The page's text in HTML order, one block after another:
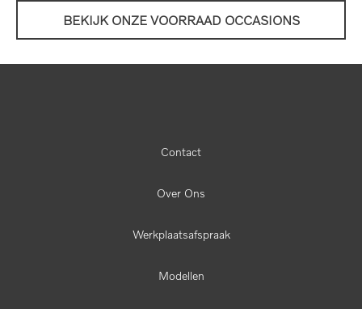
BEKIJK ONZE VOORRAAD OCCASIONS
Contact
Over Ons
Werkplaatsafspraak
Modellen